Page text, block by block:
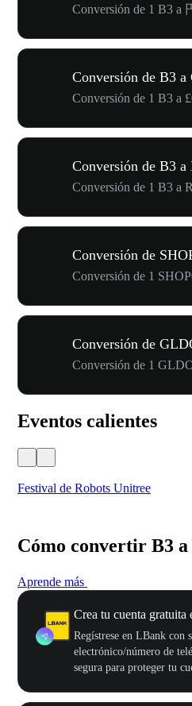
Conversión de 1 B3 a
Conversión de B3 a
Conversión de 1 B3 a
Conversión de B3 a
Conversión de 1 B3 a
Conversión de
Conversión de 1
Conversión de
Conversión de 1
Eventos calientes
Festival de Robots Unitree
Cómo convertir B3
Aprende más
Crea tu cuenta gratuita
Regístrese en LBank con
electrónico/número de
segura para proteger tu